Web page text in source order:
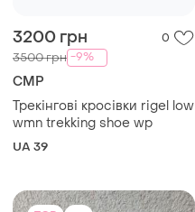
3200 грн 0
3500 грн -9%
CMP
Трекінгові кросівки rigel low
wmn trekking shoe wp
UA 39